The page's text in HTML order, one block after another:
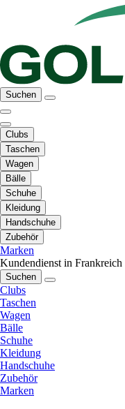
Suchen
Clubs
Taschen
Wagen
Bälle
Schuhe
Kleidung
Handschuhe
Zubehör
Marken
Kundendienst in Frankreich
Suchen
Clubs
Taschen
Wagen
Bälle
Schuhe
Kleidung
Handschuhe
Zubehör
Marken